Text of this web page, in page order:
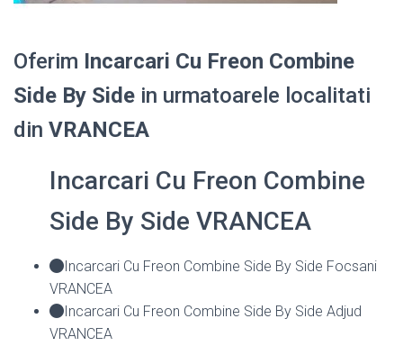
Oferim Incarcari Cu Freon Combine
Side By Side in urmatoarele localitati
din VRANCEA
Incarcari Cu Freon Combine
Side By Side VRANCEA
Incarcari Cu Freon Combine Side By Side Focsani
VRANCEA
Incarcari Cu Freon Combine Side By Side Adjud
VRANCEA